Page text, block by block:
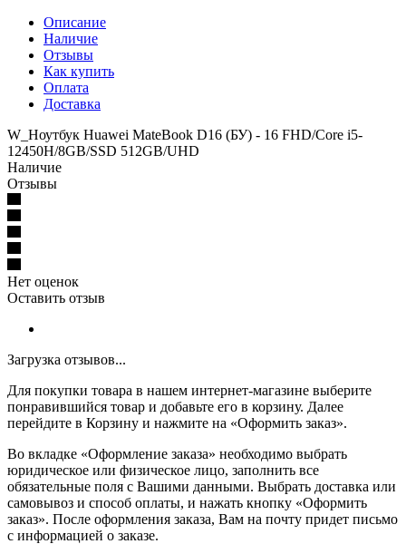
Описание
Наличие
Отзывы
Как купить
Оплата
Доставка
W_Ноутбук Huawei MateBook D16 (БУ) - 16 FHD/Core i5-
12450H/8GB/SSD 512GB/UHD
Наличие
Отзывы
Нет оценок
Оставить отзыв
Загрузка отзывов...
Для покупки товара в нашем интернет-магазине выберите
понравившийся товар и добавьте его в корзину. Далее
перейдите в Корзину и нажмите на «Оформить заказ».
Во вкладке «Оформление заказа» необходимо выбрать
юридическое или физическое лицо, заполнить все
обязательные поля с Вашими данными. Выбрать доставка или
самовывоз и способ оплаты, и нажать кнопку «Оформить
заказ». После оформления заказа, Вам на почту придет письмо
с информацией о заказе.